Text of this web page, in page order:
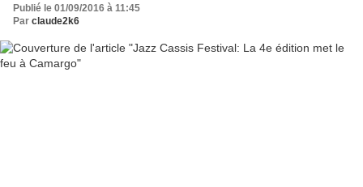
Publié le 01/09/2016 à 11:45
Par claude2k6